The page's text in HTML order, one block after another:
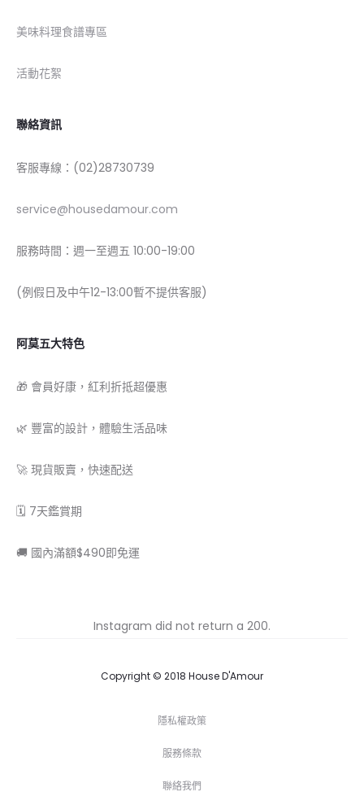
美味料理食譜專區
活動花絮
聯絡資訊
客服專線：(02)28730739
service@housedamour.com
服務時間：週一至週五 10:00-19:00
(例假日及中午12-13:00暫不提供客服)
阿莫五大特色
🎁 會員好康，紅利折抵超優惠
🌿 豐富的設計，體驗生活品味
🚀 現貨販賣，快速配送
🗓 7天鑑賞期
🚚 國內滿額$490即免運
Instagram did not return a 200.
Copyright © 2018 House D'Amour
隱私權政策
服務條款
聯絡我們